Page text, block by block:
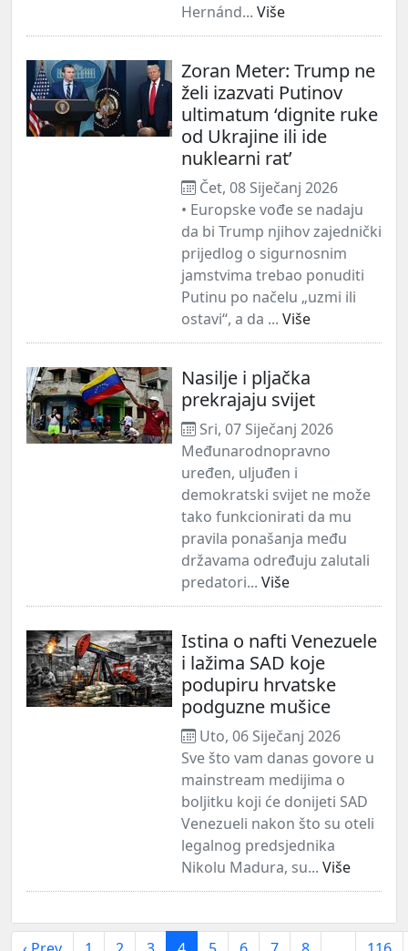
Hernánd... Više
Zoran Meter: Trump ne
želi izazvati Putinov
ultimatum ‘dignite ruke
od Ukrajine ili ide
nuklearni rat’
Čet, 08 Siječanj 2026
• Europske vođe se nadaju
da bi Trump njihov zajednički
prijedlog o sigurnosnim
jamstvima trebao ponuditi
Putinu po načelu „uzmi ili
ostavi“, a da ... Više
Nasilje i pljačka
prekrajaju svijet
Sri, 07 Siječanj 2026
Međunarodnopravno
uređen, uljuđen i
demokratski svijet ne može
tako funkcionirati da mu
pravila ponašanja među
državama određuju zalutali
predatori... Više
Istina o nafti Venezuele
i lažima SAD koje
podupiru hrvatske
podguzne mušice
Uto, 06 Siječanj 2026
Sve što vam danas govore u
mainstream medijima o
boljitku koji će donijeti SAD
Venezueli nakon što su oteli
legalnog predsjednika
Nikolu Madura, su... Više